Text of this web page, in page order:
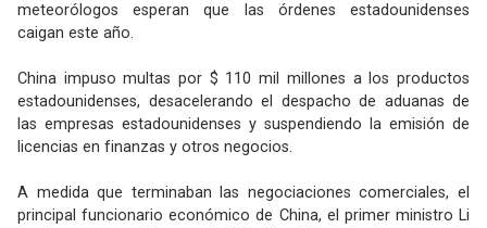
meteorólogos esperan que las órdenes estadounidenses
caigan este año.
China impuso multas por $ 110 mil millones a los productos
estadounidenses, desacelerando el despacho de aduanas de
las empresas estadounidenses y suspendiendo la emisión de
licencias en finanzas y otros negocios.
A medida que terminaban las negociaciones comerciales, el
principal funcionario económico de China, el primer ministro Li